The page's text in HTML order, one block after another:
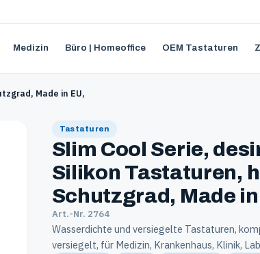
Medizin Büro | Homeoffice OEM Tastaturen
Made in EU,
Tastaturen
Slim Cool Serie,
Silikon Tastaturen,
Schutzgrad, Made in
Art.-Nr. 2764
Wasserdichte und versiegelte Tastaturen,
versiegelt, für Medizin, Krankenhaus, Klinik,